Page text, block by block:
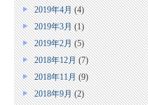
2019年4月(4)
2019年3月(1)
2019年2月(5)
2018年12月(7)
2018年11月(9)
2018年9月(2)